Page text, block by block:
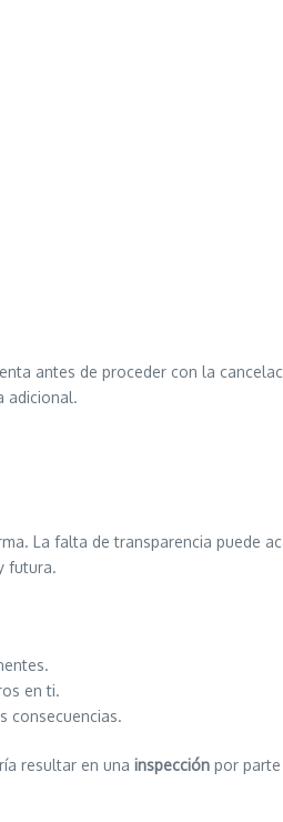
antes de proceder con la
adicional.
La falta de transparencia puede
futura.
en ti.
consecuencias.
resultar en una inspección por